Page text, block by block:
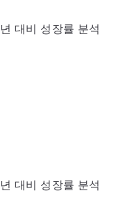
대비 성장률 분석
대비 성장률 분석